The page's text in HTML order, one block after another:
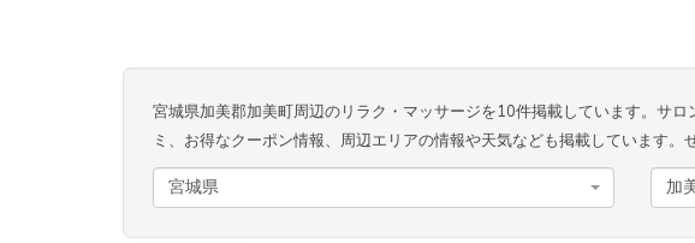
宮城県加美郡加美町周辺のリラク・マッサージを10件掲載しています。サ
ミ、お得なクーポン情報、周辺エリアの情報や天気なども掲載しています。
宮城県 加